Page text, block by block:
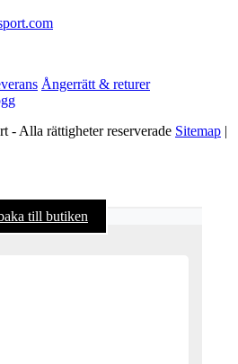
Ångerrätt & returer
- Alla rättigheter reserverade Sitemap |
till butiken